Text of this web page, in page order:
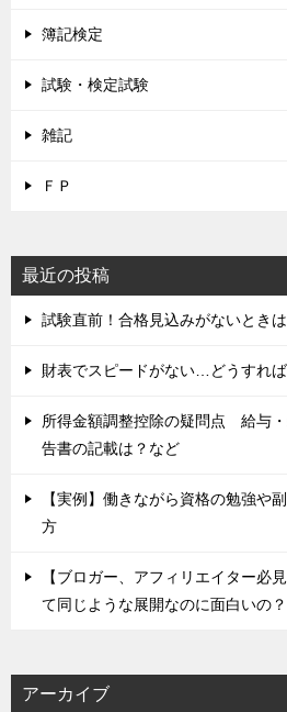
簿記検定
試験・検定試験
雑記
ＦＰ
最近の投稿
試験直前！合格見込みがないとき
財表でスピードがない…どうすれば
所得金額調整控除の疑問点 給与
告書の記載は？など
【実例】働きながら資格の勉強や
方
【ブロガー、アフィリエイター必
て同じような展開なのに面白いの？
アーカイブ